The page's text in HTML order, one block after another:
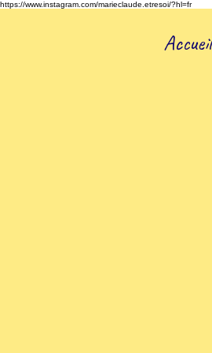
https://www.instagram.com/marieclaude.etresoi/?hl=fr
Accueil